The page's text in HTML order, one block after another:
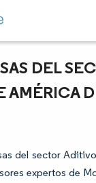
DEL
AMÉRICA
del sector
expertos de